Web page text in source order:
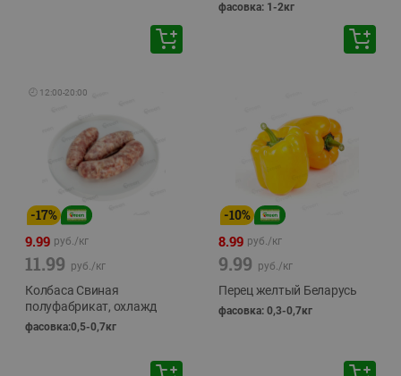
фасовка: 1-2кг
🕘 12:00-20:00
-17%
9.99 руб./кг
11.99 руб./кг
Колбаса Свиная
полуфабрикат, охлажд
фасовка:0,5-0,7кг
-10%
8.99 руб./кг
9.99 руб./кг
Перец желтый Беларусь
фасовка: 0,3-0,7кг